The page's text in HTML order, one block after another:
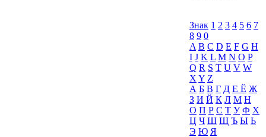
Знак 1 2 3 4 5 6 7
8 9 0
A B C D E F G H
I J K L M N O P
Q R S T U V W
X Y Z
А Б В Г Д Е Ё Ж
З И Й К Л М Н
О П Р С Т У Ф Х
Ц Ч Ш Щ Ъ Ы Ь
Э Ю Я